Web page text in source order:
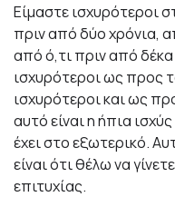
Είμαστε ισχυρότεροι
πριν από δύο χρόνια,
από ό,τι πριν από δέκα
ισχυρότεροι ως προς
ισχυρότεροι και ως
αυτό είναι η ήπια
έχει στο εξωτερικό.
είναι ότι θέλω να
επιτυχίας.